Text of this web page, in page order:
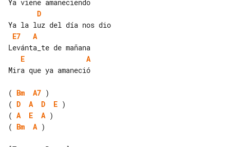
D
E7
A
E
A
Mira que ya amaneció
( Bm A7
( D A D E
( A E A
( Bm A )